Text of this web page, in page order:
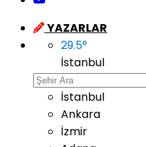
YAZARLAR
29.5°
İstanbul
İstanbul
Ankara
İzmir